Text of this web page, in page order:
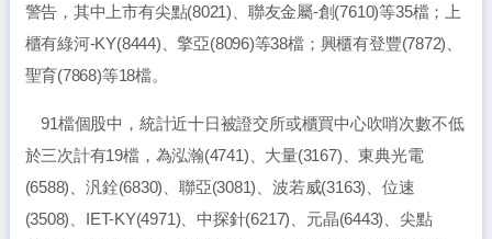
警告，其中上市有尖點(8021)、聯友金屬-創(7610)等35檔；上
櫃有綠河-KY(8444)、擎亞(8096)等38檔；興櫃有登豐(7872)、
聖育(7868)等18檔。
91檔個股中，統計近十日被證交所或櫃買中心吹哨次數不低
於三次計有19檔，為泓瀚(4741)、大量(3167)、東典光電
(6588)、汎銓(6830)、聯亞(3081)、波若威(3163)、位速
(3508)、IET-KY(4971)、中探針(6217)、元晶(6443)、尖點